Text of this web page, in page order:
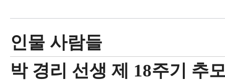
인물 사람들
박 경리 선생 제 18주기 추